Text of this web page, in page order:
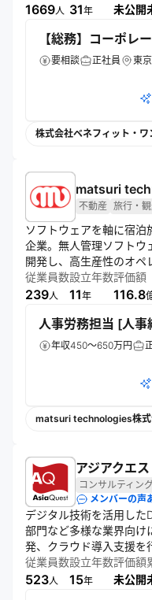
向上と従業員の価値向上
1669人 31年
未公開
【総務】コーポレ
要相談 正社員 東
株式会社ベネフィット・
matsuri
不動産 旅行・
ソフトウェアを軸に宿泊
企業。無人管理ソフトウ
開発し、高生産性のオペ
テムにより、多用途に対
ンドを展開している。
従業員数
239人
設立年数
11年
評価額
116.8
人事労務担当 [人事
年収450～650万円
matsuri technologies株式
アジアクエ
コンサルティン
メンバーの声
デジタル技術を活用した
部門など多様な業界向け
発、クラウド導入支援を
コンサルティングから開
供。AWS、Azureなどの
従業員数
523人
設立年数
15年
評価額
未公開